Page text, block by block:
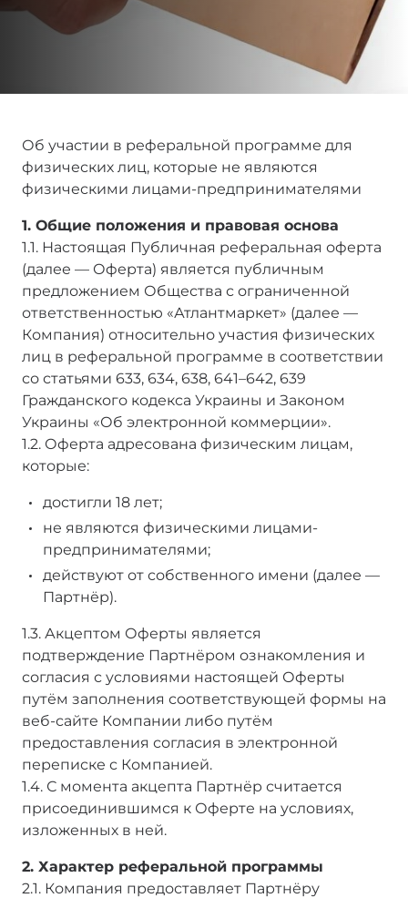
Об участии в реферальной программе для
физических лиц, которые не являются
физическими лицами-предпринимателями
1. Общие положения и правовая основа
1.1. Настоящая Публичная реферальная оферта
(далее — Оферта) является публичным
предложением Общества с ограниченной
ответственностью «Атлантмаркет» (далее —
Компания) относительно участия физических
лиц в реферальной программе в соответствии
со статьями 633, 634, 638, 641–642, 639
Гражданского кодекса Украины и Законом
Украины «Об электронной коммерции».
1.2. Оферта адресована физическим лицам,
которые:
достигли 18 лет;
не являются физическими лицами-
предпринимателями;
действуют от собственного имени (далее —
Партнёр).
1.3. Акцептом Оферты является
подтверждение Партнёром ознакомления и
согласия с условиями настоящей Оферты
путём заполнения соответствующей формы на
веб-сайте Компании либо путём
предоставления согласия в электронной
переписке с Компанией.
1.4. С момента акцепта Партнёр считается
присоединившимся к Оферте на условиях,
изложенных в ней.
2. Характер реферальной программы
2.1. Компания предоставляет Партнёру